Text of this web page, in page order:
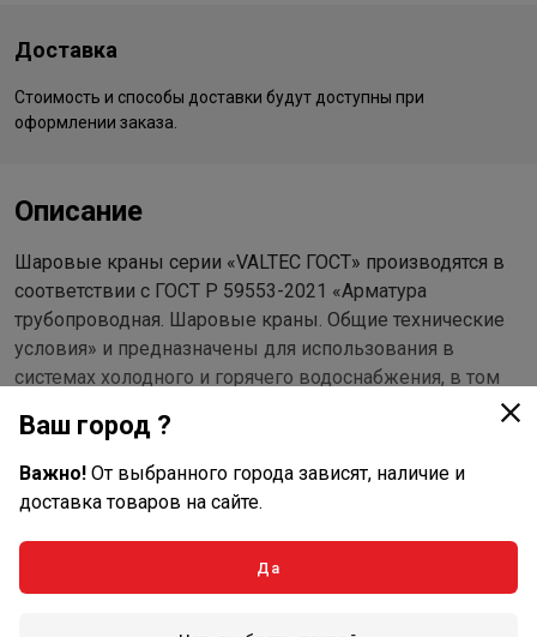
Доставка
Стоимость и способы доставки будут доступны при
оформлении заказа.
Описание
Шаровые краны серии «VALTEC ГОСТ» производятся в
соответствии с ГОСТ Р 59553-2021 «Арматура
трубопроводная. Шаровые краны. Общие технические
условия» и предназначены для использования в
системах холодного и горячего водоснабжения, в том
отопления, а также на технологических трубопроводах,
транспортирующих жидкости и газы (группы 2 по ТР ТС
032/2013), неагрессивные к материалам изделий.
Краны рассчитаны на эксплуатацию в системах с
температурой рабочей среды от –20 до +150 °С.
Ваш город ?
Важно! От выбранного города зависят, наличие и
доставка товаров на сайте.
Да